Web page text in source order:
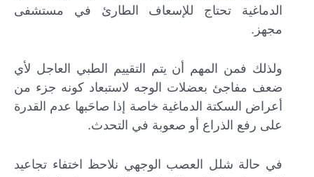
الدماغية تحتاج للإسعاف الطارئ في مستشفى
مجهز.
ولذلك فمن المهم أن يتم التقييم الطبي العاجل لأي
ضعف مفاجئ بعضلات الوجه لاستبعاد كونه جزء من
أعراض السكتة الدماغية خاصة إذا صاحَبها عدم القدرة
على رفع الذراع أو صعوبة في التحدث.
في حالة شلل العصب الوجهي نلاحظ اختفاء تجاعيد